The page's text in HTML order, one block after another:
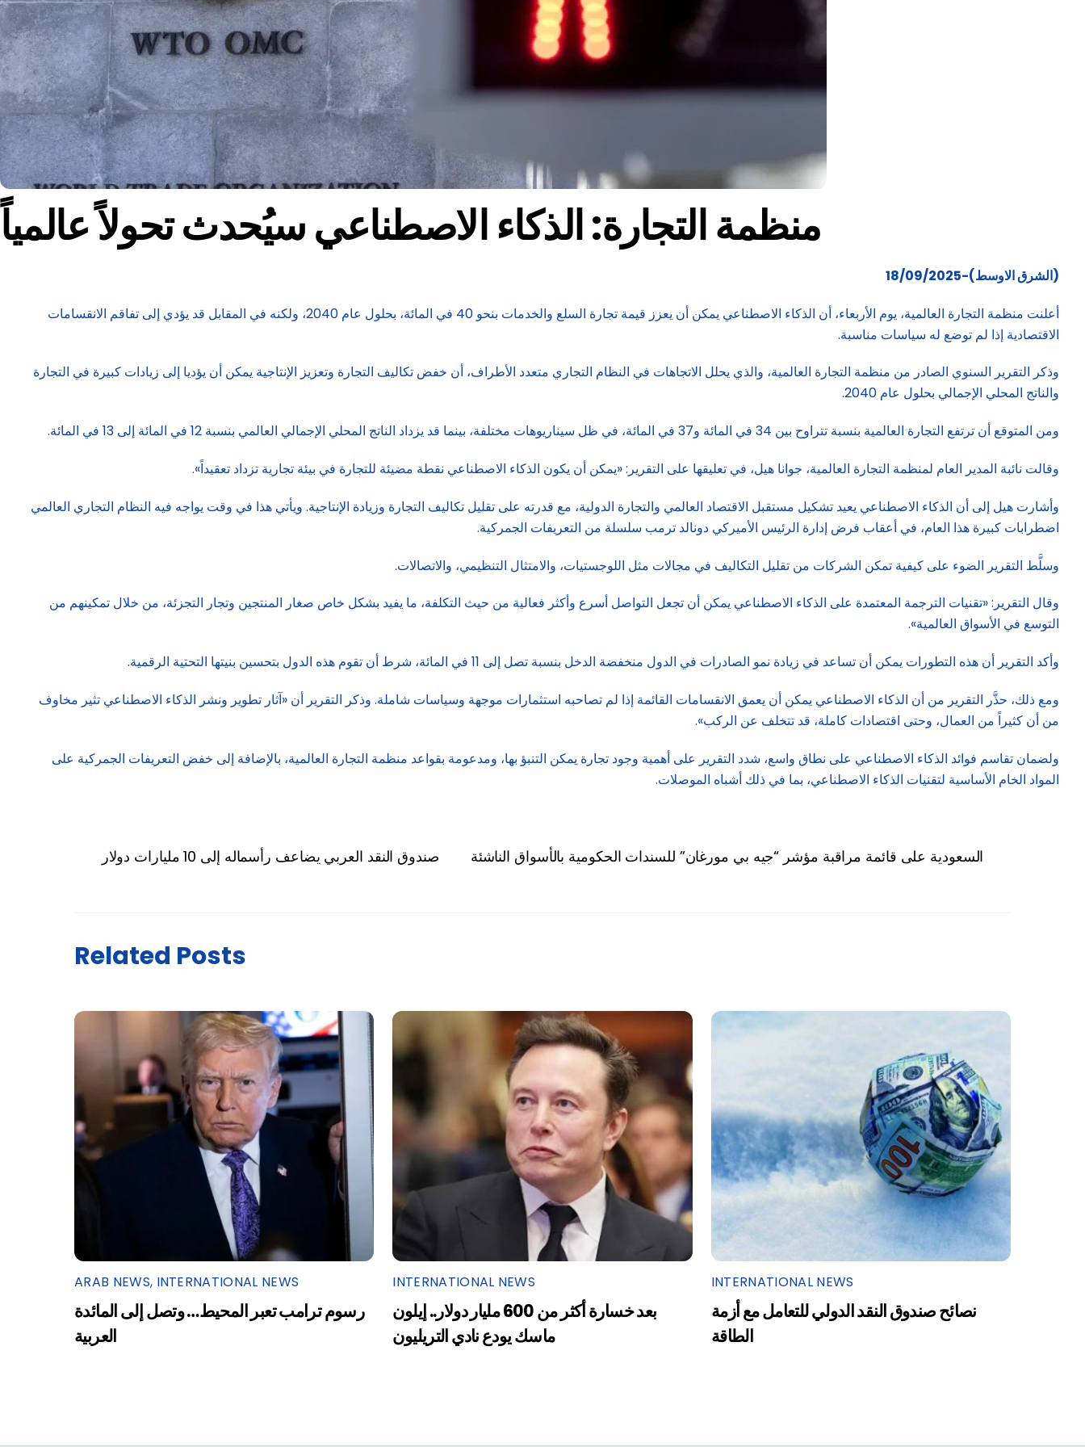
منظمة التجارة: الذكاء الاصطناعي سيُحدث تحولاً عالمياً
(الشرق الاوسط)-18/09/2025
أعلنت منظمة التجارة العالمية، يوم الأربعاء، أن الذكاء الاصطناعي يمكن أن يعزز قيمة تجارة السلع والخدمات بنحو 40 في المائة، بحلول عام 2040، ولكنه في المقابل قد يؤدي إلى تفاقم الانقسامات
الاقتصادية إذا لم توضع له سياسات مناسبة.
وذكر التقرير السنوي الصادر من منظمة التجارة العالمية، والذي يحلل الاتجاهات في النظام التجاري متعدد الأطراف، أن خفض تكاليف التجارة وتعزيز الإنتاجية يمكن أن يؤديا إلى زيادات كبيرة في التجارة
والناتج المحلي الإجمالي بحلول عام 2040.
ومن المتوقع أن ترتفع التجارة العالمية بنسبة تتراوح بين 34 في المائة و37 في المائة، في ظل سيناريوهات مختلفة، بينما قد يزداد الناتج المحلي الإجمالي العالمي بنسبة 12 في المائة إلى 13 في المائة.
وقالت نائبة المدير العام لمنظمة التجارة العالمية، جوانا هيل، في تعليقها على التقرير: «يمكن أن يكون الذكاء الاصطناعي نقطة مضيئة للتجارة في بيئة تجارية تزداد تعقيداً».
وأشارت هيل إلى أن الذكاء الاصطناعي يعيد تشكيل مستقبل الاقتصاد العالمي والتجارة الدولية، مع قدرته على تقليل تكاليف التجارة وزيادة الإنتاجية. ويأتي هذا في وقت يواجه فيه النظام التجاري العالمي
اضطرابات كبيرة هذا العام، في أعقاب فرض إدارة الرئيس الأميركي دونالد ترمب سلسلة من التعريفات الجمركية.
وسلَّط التقرير الضوء على كيفية تمكن الشركات من تقليل التكاليف في مجالات مثل اللوجستيات، والامتثال التنظيمي، والاتصالات.
وقال التقرير: «تقنيات الترجمة المعتمدة على الذكاء الاصطناعي يمكن أن تجعل التواصل أسرع وأكثر فعالية من حيث التكلفة، ما يفيد بشكل خاص صغار المنتجين وتجار التجزئة، من خلال تمكينهم من
التوسع في الأسواق العالمية».
وأكد التقرير أن هذه التطورات يمكن أن تساعد في زيادة نمو الصادرات في الدول منخفضة الدخل بنسبة تصل إلى 11 في المائة، شرط أن تقوم هذه الدول بتحسين بنيتها التحتية الرقمية.
ومع ذلك، حذَّر التقرير من أن الذكاء الاصطناعي يمكن أن يعمق الانقسامات القائمة إذا لم تصاحبه استثمارات موجهة وسياسات شاملة. وذكر التقرير أن «آثار تطوير ونشر الذكاء الاصطناعي تثير مخاوف
من أن كثيراً من العمال، وحتى اقتصادات كاملة، قد تتخلف عن الركب».
ولضمان تقاسم فوائد الذكاء الاصطناعي على نطاق واسع، شدد التقرير على أهمية وجود تجارة يمكن التنبؤ بها، ومدعومة بقواعد منظمة التجارة العالمية، بالإضافة إلى خفض التعريفات الجمركية على
المواد الخام الأساسية لتقنيات الذكاء الاصطناعي، بما في ذلك أشباه الموصلات.
صندوق النقد العربي يضاعف رأسماله إلى 10 مليارات دولار السعودية على قائمة مراقبة مؤشر “جيه بي مورغان” للسندات الحكومية بالأسواق الناشئة
Related Posts
ARAB NEWS, INTERNATIONAL NEWS
رسوم ترامب تعبر المحيط… وتصل إلى المائدة
العربية
INTERNATIONAL NEWS
بعد خسارة أكثر من 600 مليار دولار.. إيلون
ماسك يودع نادي التريليون
INTERNATIONAL NEWS
نصائح صندوق النقد الدولي للتعامل مع أزمة
الطاقة